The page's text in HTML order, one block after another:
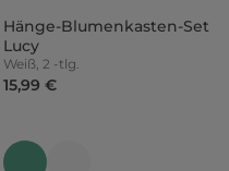
Hänge-Blumenkasten-Set
Lucy
Weiß, 2 -tlg.
15,99 €